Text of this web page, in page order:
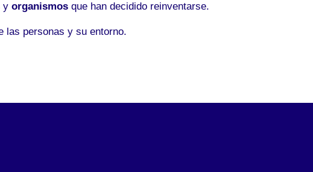
y organismosque han decidido reinventarse.
las personas y su entorno.